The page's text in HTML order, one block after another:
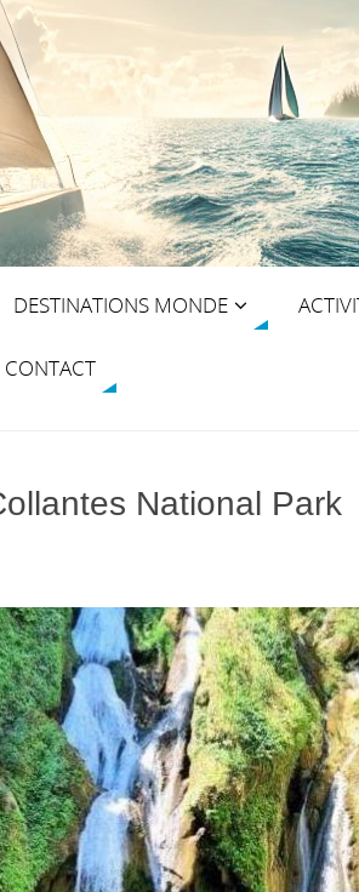
DESTINATIONS MONDE
CONTACT
National Park